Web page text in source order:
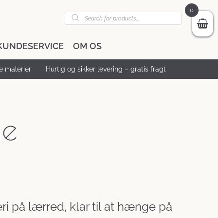
Products
search
OM OS
malerier Hurtig og sikker levering – gratis fragt
på lærred, klar til at hænge på
0